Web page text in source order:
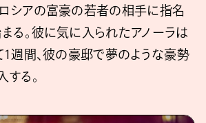
ロシアの富豪の若者の相手に指名
る。彼に気に入られたアノーラは
て1週間、彼の豪邸で夢のような豪勢
る。